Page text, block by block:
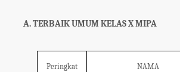
A.TERBAIK UMUM KELAS X MIPA
Peringkat NAMA